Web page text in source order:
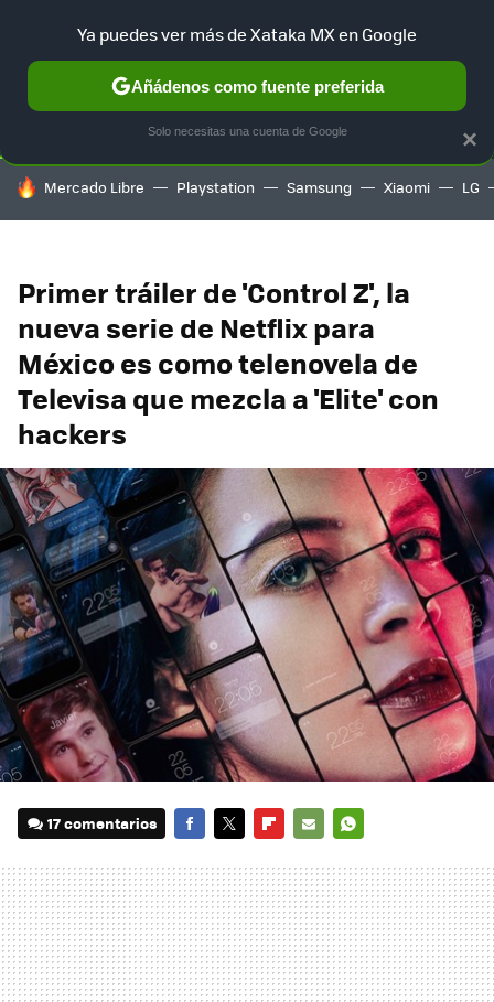
SELECCIÓN GAMING HOME AUTO TERRITORIO
HOY SE HABLA DE
Mercado Libre Playstation Samsung Xiaomi LG
Primer tráiler de 'Control Z', la
nueva serie de Netflix para
México es como telenovela de
Televisa que mezcla a 'Elite' con
hackers
17 comentarios
MAIL
×
Ya puedes ver más de Xataka MX en Google
Añádenos como fuente preferida
Solo necesitas una cuenta de Google